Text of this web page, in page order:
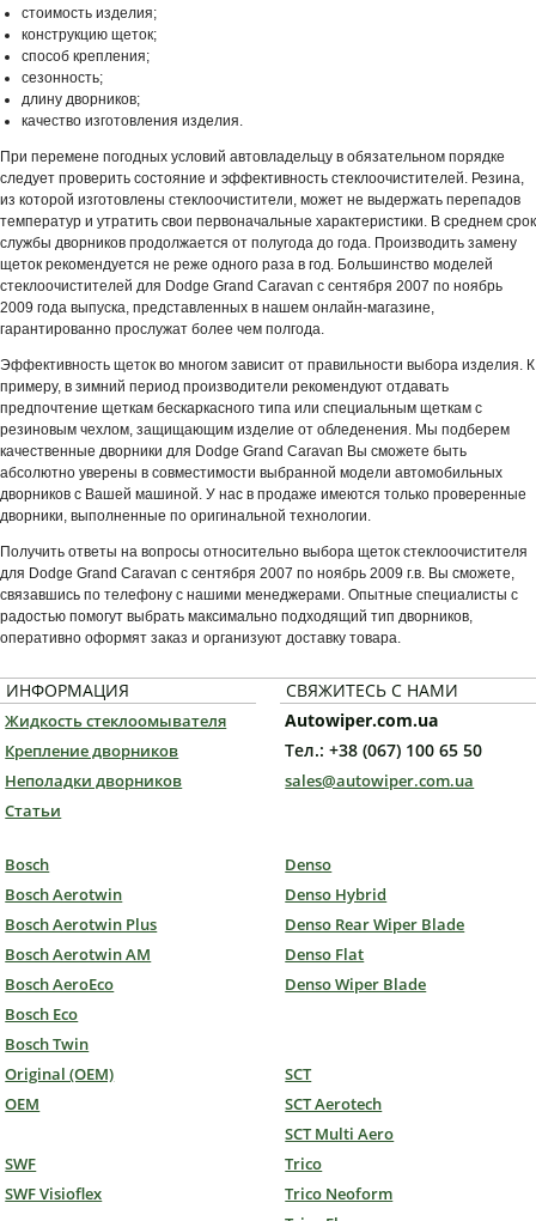
стоимость изделия;
конструкцию щеток;
способ крепления;
сезонность;
длину дворников;
качество изготовления изделия.
При перемене погодных условий автовладельцу в обязательном порядке
следует проверить состояние и эффективность стеклоочистителей. Резина,
из которой изготовлены стеклоочистители, может не выдержать перепадов
температур и утратить свои первоначальные характеристики. В среднем срок
службы дворников продолжается от полугода до года. Производить замену
щеток рекомендуется не реже одного раза в год. Большинство моделей
стеклоочистителей для Dodge Grand Caravan с сентября 2007 по ноябрь
2009 года выпуска, представленных в нашем онлайн-магазине,
гарантированно прослужат более чем полгода.
Эффективность щеток во многом зависит от правильности выбора изделия. К
примеру, в зимний период производители рекомендуют отдавать
предпочтение щеткам бескаркасного типа или специальным щеткам с
резиновым чехлом, защищающим изделие от обледенения. Мы подберем
качественные дворники для Dodge Grand Caravan Вы сможете быть
абсолютно уверены в совместимости выбранной модели автомобильных
дворников с Вашей машиной. У нас в продаже имеются только проверенные
дворники, выполненные по оригинальной технологии.
Получить ответы на вопросы относительно выбора щеток стеклоочистителя
для Dodge Grand Caravan с сентября 2007 по ноябрь 2009 г.в. Вы сможете,
связавшись по телефону с нашими менеджерами. Опытные специалисты с
радостью помогут выбрать максимально подходящий тип дворников,
оперативно оформят заказ и организуют доставку товара.
ИНФОРМАЦИЯ
Жидкость стеклоомывателя
Крепление дворников
Неполадки дворников
Статьи
СВЯЖИТЕСЬ С НАМИ
Autowiper.com.ua
Тел.: +38 (067) 100 65 50
sales@autowiper.com.ua
Bosch
Bosch Aerotwin
Bosch Aerotwin Plus
Bosch Aerotwin AM
Bosch AeroEco
Bosch Eco
Bosch Twin
Denso
Denso Hybrid
Denso Rear Wiper Blade
Denso Flat
Denso Wiper Blade
Original (OEM)
OEM
SCT
SCT Aerotech
SCT Multi Aero
SWF
SWF Visioflex
Trico
Trico Neoform